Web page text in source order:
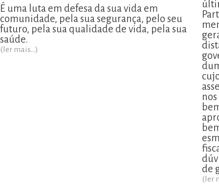
É uma luta em defesa da sua vida em
comunidade, pela sua segurança, pelo seu
futuro, pela sua qualidade de vida, pela sua
saúde.
(ler mais...)
de
(ler